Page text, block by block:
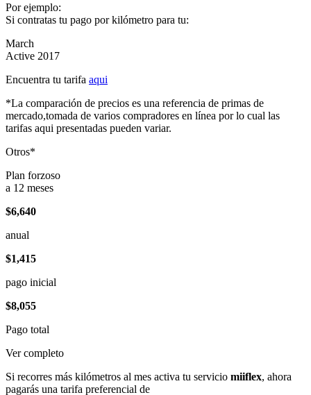
Por ejemplo:
Si contratas tu pago por kilómetro para tu:
March
Active 2017
Encuentra tu tarifa aqui
*La comparación de precios es una referencia de primas de
mercado,tomada de varios compradores en línea por lo cual las
tarifas aqui presentadas pueden variar.
Otros*
Plan forzoso
a 12 meses
$6,640
anual
$1,415
pago inicial
$8,055
Pago total
Ver completo
Si recorres más kilómetros al mes activa tu servicio miiflex, ahora
pagarás una tarifa preferencial de